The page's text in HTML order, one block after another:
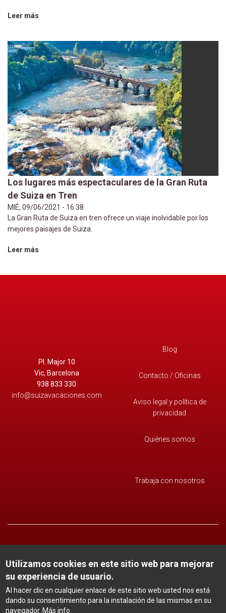
Leer más
Los lugares más espectaculares de la Gran Ruta
de Suiza en Tren
MIÉ, 09/06/2021 - 16:38
La Gran Ruta de Suiza en tren ofrece un viaje inolvidable por los
mejores paisajes de Suiza.
Leer más
Pl. Major 10
Vic, Barcelona
938 833 330
info@suizavacaciones.com
Blog
Contacto / Oficinas
Aviso legal y política de
privacidad
Quiénes somos
Trabaja con nosotros
Utilizamos cookies en este sitio web para mejorar
su experiencia de usuario.
Al hacer clic en cualquier enlace de este sitio web usted nos está
dando su consentimiento para la instalación de las mismas en su
navegador. Más info